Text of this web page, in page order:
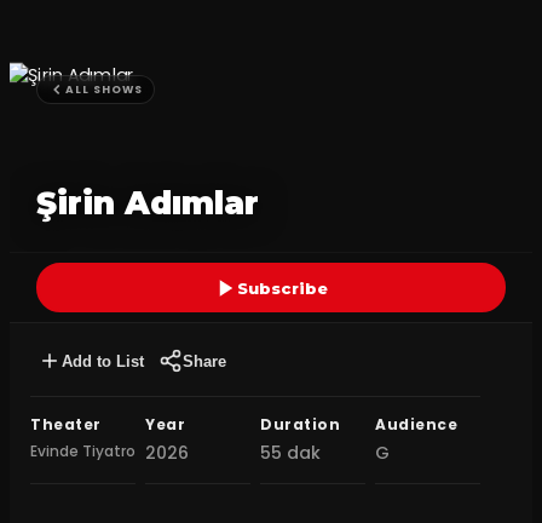
ALL SHOWS
Şirin Adımlar
Subscribe
Add to List Share
Theater
Evinde Tiyatro
Year
2026
Duration
55 dak
Audience
G